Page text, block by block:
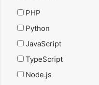
PHP
Python
JavaScript
TypeScript
Node.js